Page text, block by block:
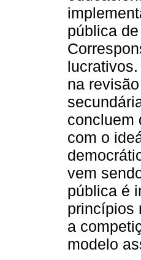
pública
na
concluem
com o
vem
pública é
princípios
a
modelo